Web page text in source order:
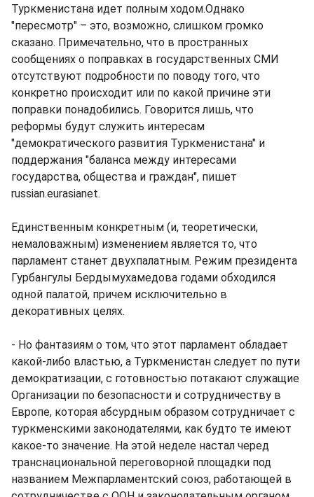
Туркменистана идет полным ходом.Однако
"пересмотр" – это, возможно, слишком громко
сказано. Примечательно, что в пространных
сообщениях о поправках в государственных СМИ
отсутствуют подробности по поводу того, что
конкретно происходит или по какой причине эти
поправки понадобились. Говорится лишь, что
реформы будут служить интересам
"демократического развития Туркменистана" и
поддержания "баланса между интересами
государства, общества и граждан", пишет
russian.eurasianet.
Единственным конкретным (и, теоретически,
немаловажным) изменением является то, что
парламент станет двухпалатным. Режим президента
Гурбангулы Бердымухамедова годами обходился
одной палатой, причем исключительно в
декоративных целях.
- Но фантазиям о том, что этот парламент обладает
какой-либо властью, а Туркменистан следует по пути
демократизации, с готовностью потакают служащие
Организации по безопасности и сотрудничеству в
Европе, которая абсурдным образом сотрудничает с
туркменскими законодателями, как будто те имеют
какое-то значение. На этой неделе настал черед
транснациональной переговорной площадки под
названием Межпарламентский союз, работающей в